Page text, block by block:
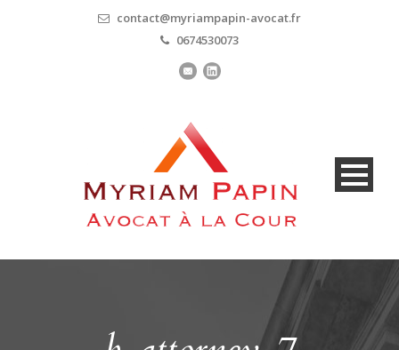
contact@myriampapin-avocat.fr
0674530073